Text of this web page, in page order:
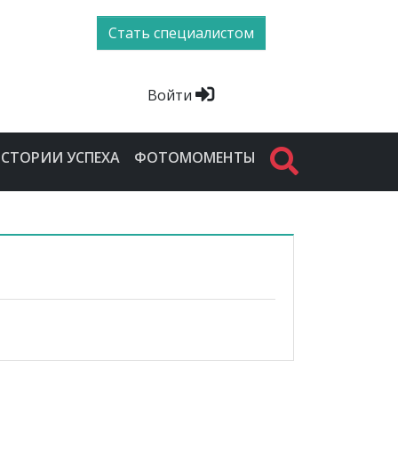
Стать специалистом
Войти
УСПЕХА ФОТОМОМЕНТЫ